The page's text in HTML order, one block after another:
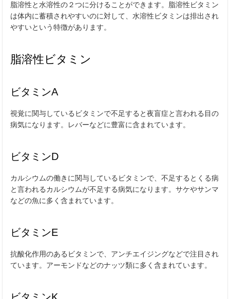
脂溶性と水溶性の２つに分けることができます。脂溶性ビタミン
は体内に蓄積されやすいのに対して、水溶性ビタミンは排出され
やすいという特徴があります。
脂溶性ビタミン
ビタミンA
視覚に関与しているビタミンで不足すると夜盲症と言われる目の
病気になります。レバーなどに豊富に含まれています。
ビタミンD
カルシウムの働きに関与しているビタミンで、不足するとくる病
と言われるカルシウムが不足する病気になります。サケやサンマ
などの魚に多く含まれています。
ビタミンE
抗酸化作用のあるビタミンで、アンチエイジングなどで注目され
ています。アーモンドなどのナッツ類に多く含まれています。